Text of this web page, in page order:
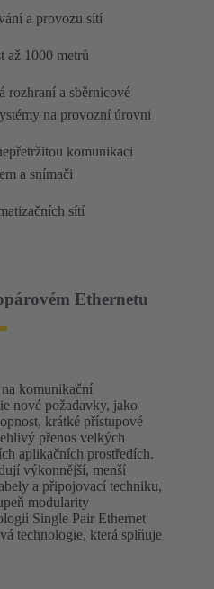
a provozu sítí
až 1000 metrů
rozhraní a sběrnicové
na provozní úrovni
komunikaci
a snímači
sítí
Ethernetu
komunikační
nové požadavky, jako
krátké přístupové
přenos velkých
aplikačních prostředích.
výkonnější, menší
a připojovací techniku,
modularity
Single Pair Ethernet
technologie, která splňuje